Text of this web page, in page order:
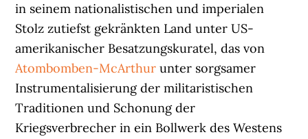
in seinem nationalistischen und imperialen
Stolz zutiefst gekränkten Land unter US-
amerikanischer Besatzungskuratel, das von
Atombomben-McArthur unter sorgsamer
Instrumentalisierung der militaristischen
Traditionen und Schonung der
Kriegsverbrecher in ein Bollwerk des Westens